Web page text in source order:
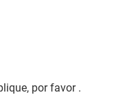
por favor .